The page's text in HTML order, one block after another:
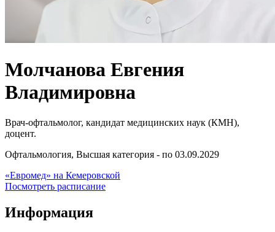
Молчанова Евгения
Владимировна
Врач-офтальмолог, кандидат медицинских наук (КМН),
доцент.
Офтальмология, Высшая категория - по 03.09.2029
«Евромед» на Кемеровской
Посмотреть расписание
Информация